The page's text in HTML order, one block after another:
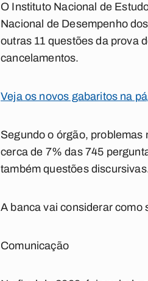
O Instituto Nacional de
Nacional de Desempenho
outras 11 questões da prova
cancelamentos.
Veja os novos gabaritos na
Segundo o órgão,
cerca de 7% das 745
também questões
A banca vai considerar como
Comunicação